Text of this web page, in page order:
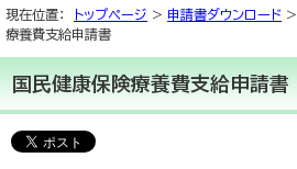
現在位置： トップページ > 申請書ダウンロード >
療養費支給申請書
国民健康保険療養費支給申請書